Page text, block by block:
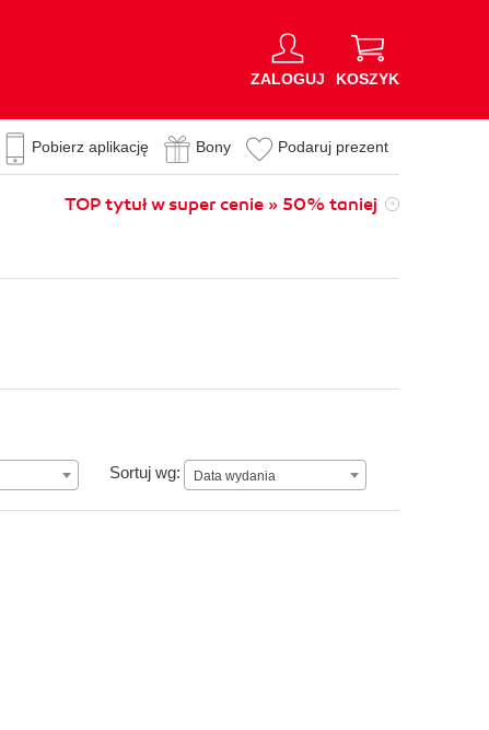
ZALOGUJ KOSZYK
Pobierz aplikację Bony Podaruj prezent
TOP tytuł w super cenie » 50% taniej
Sortuj wg: Data wydania
Data wydania